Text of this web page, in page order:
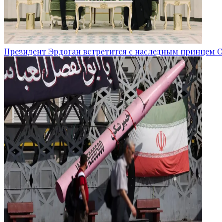
Президент Эрдоган встретится с наследным принцем